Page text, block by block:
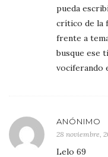
pueda
crítico de la
frente a
busque ese
vociferando
ANÓNIMO
28 noviembre,
Lelo 69